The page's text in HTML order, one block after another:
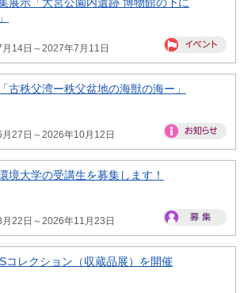
14日～2027年7月11日
古秩父湾ー秩父盆地の海獣の海ー」
27日～2026年10月12日
境大学の受講生を募集します！
22日～2026年11月23日
コレクション（収蔵品展）を開催